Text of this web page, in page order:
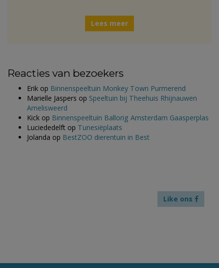
Lees meer
Reacties van bezoekers
Erik op Binnenspeeltuin Monkey Town Purmerend
Marielle Jaspers op Speeltuin bij Theehuis Rhijnauwen
Amelisweerd
Kick op Binnenspeeltuin Ballorig Amsterdam Gaasperplas
Luciededelft op Tunesiëplaats
Jolanda op BestZOO dierentuin in Best
Like ons